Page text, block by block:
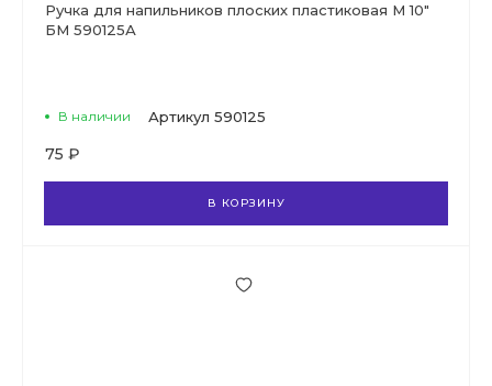
Ручка для напильников плоских пластиковая М 10"
БМ 590125А
В наличии Артикул 590125
75 ₽
В КОРЗИНУ